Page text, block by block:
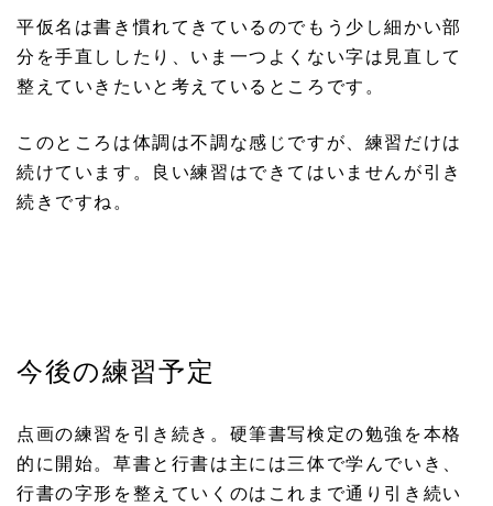
平仮名は書き慣れてきているのでもう少し細かい部
分を手直ししたり、いま一つよくない字は見直して
整えていきたいと考えているところです。
このところは体調は不調な感じですが、練習だけは
続けています。良い練習はできてはいませんが引き
続きですね。
今後の練習予定
点画の練習を引き続き。硬筆書写検定の勉強を本格
的に開始。草書と行書は主には三体で学んでいき、
行書の字形を整えていくのはこれまで通り引き続い